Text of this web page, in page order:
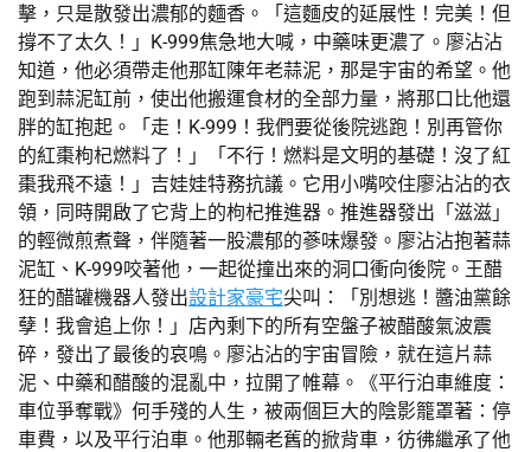
擊，只是散發出濃郁的麵香。「這麵皮的延展性！完美！但
撐不了太久！」K-999焦急地大喊，中藥味更濃了。廖沾沾
知道，他必須帶走他那缸陳年老蒜泥，那是宇宙的希望。他
跑到蒜泥缸前，使出他搬運食材的全部力量，將那口比他還
胖的缸抱起。「走！K-999！我們要從後院逃跑！別再管你
的紅棗枸杞燃料了！」「不行！燃料是文明的基礎！沒了紅
棗我飛不遠！」吉娃娃特務抗議。它用小嘴咬住廖沾沾的衣
領，同時開啟了它背上的枸杞推進器。推進器發出「滋滋」
的輕微煎煮聲，伴隨著一股濃郁的蔘味爆發。廖沾沾抱著蒜
泥缸、K-999咬著他，一起從撞出來的洞口衝向後院。王醋
狂的醋罐機器人發出設計家豪宅尖叫：「別想逃！醬油黨餘
孽！我會追上你！」店內剩下的所有空盤子被醋酸氣波震
碎，發出了最後的哀鳴。廖沾沾的宇宙冒險，就在這片蒜
泥、中藥和醋酸的混亂中，拉開了帷幕。《平行泊車維度：
車位爭奪戰》何手殘的人生，被兩個巨大的陰影籠罩著：停
車費，以及平行泊車。他那輛老舊的掀背車，彷彿繼承了他